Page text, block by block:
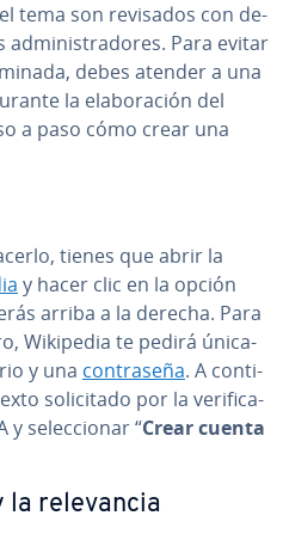
tema son revisados con de­
Para evitar
debes atender a una
la ela­bo­ra­ción del
a paso cómo crear una
tienes que abrir la
y hacer clic en la opción
arriba a la derecha. Para
Wikipedia te pedirá úni­ca­
y una co­n­tra­se­ña. A co­n­ti­
so­li­ci­ta­do por la ve­ri­fi­ca­
y se­le­c­cio­nar “Crear cuenta
la re­le­va­n­cia